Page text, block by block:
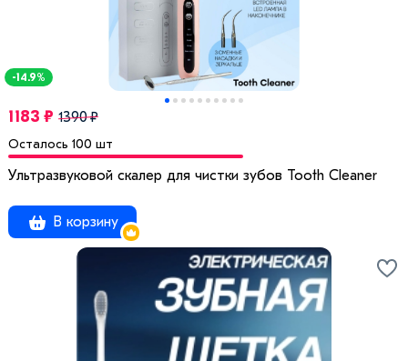
-14.9%
1183 ₽ 1390 ₽
Осталось 100 шт
Ультразвуковой скалер для чистки зубов Tooth Cleaner
В корзину